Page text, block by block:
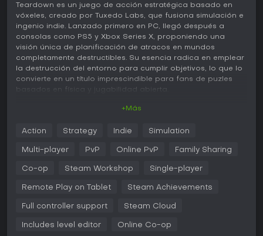
Teardown es un juego de acción estratégica basado en
vóxeles, creado por Tuxedo Labs, que fusiona simulación e
ingenio indie. Lanzado primero en PC, llegó después a
consolas como PS5 y Xbox Series X, proponiendo una
visión única de planificación de atracos en mundos
completamente destructibles. Su esencia radica en emplear
la destrucción del entorno para cumplir objetivos, lo que lo
convierte en un título imprescindible para fans de puzles
basados en física y jugabilidad abierta.
llevar a cabo atracos mediante destrucción creativa. Los
jugadores recorren niveles construidos con vóxeles que
vehículos, agua, fuego y humo. Primero exploras el entorno,
extintor, armas o explosivos para derribar paredes, abrir
levantar estructuras provisionales o incluso usar tirachinas
para llegar a los objetivos mientras evitas robots de
seguridad. Esto genera situaciones emergentes donde la
+Más
Action Strategy Indie Simulation
Multi-player PvP Online PvP Family Sharing
Co-op Steam Workshop Single-player
Remote Play on Tablet Steam Achievements
Full controller support Steam Cloud
Includes level editor Online Co-op